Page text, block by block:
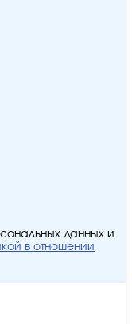
данных и
в отношении